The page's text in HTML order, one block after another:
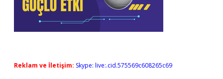
Reklam ve İletişim: Skype: live:.cid.575569c608265c69